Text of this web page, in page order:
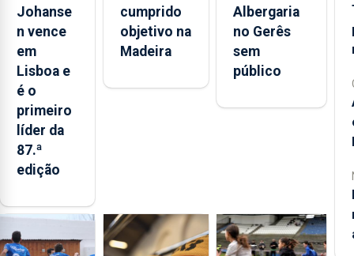
ganhou em
2021,
numa
quarta
etapa
ganha pelo
neerlandês
Bart
Lemmen
Lease a
Bike)
manutenção
com um
“campeonato
Johanse
n vence
em
Lisboa e
é o
primeiro
líder da
87.ª
edição
cumprido
objetivo na
Madeira
Albergaria
no Gerês
sem
público